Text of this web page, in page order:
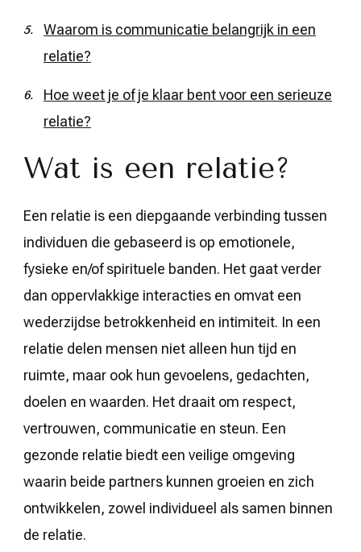
Waarom is communicatie belangrijk in een
relatie?
Hoe weet je of je klaar bent voor een serieuze
relatie?
Wat is een relatie?
Een relatie is een diepgaande verbinding tussen
individuen die gebaseerd is op emotionele,
fysieke en/of spirituele banden. Het gaat verder
dan oppervlakkige interacties en omvat een
wederzijdse betrokkenheid en intimiteit. In een
relatie delen mensen niet alleen hun tijd en
ruimte, maar ook hun gevoelens, gedachten,
doelen en waarden. Het draait om respect,
vertrouwen, communicatie en steun. Een
gezonde relatie biedt een veilige omgeving
waarin beide partners kunnen groeien en zich
ontwikkelen, zowel individueel als samen binnen
de relatie.